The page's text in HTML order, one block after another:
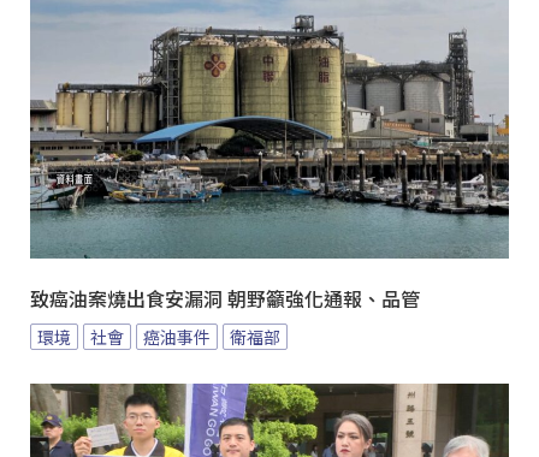
致癌油案燒出食安漏洞 朝野籲強化通報、品管
環境 社會 癌油事件 衛福部